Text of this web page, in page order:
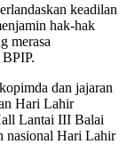
keadilan
hak-hak
merasa
dan jajaran
Hari Lahir
Lantai III Balai
nasional Hari Lahir